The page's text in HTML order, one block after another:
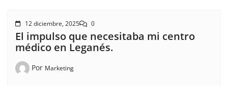
12 diciembre, 2025 0
El impulso que necesitaba mi centro
médico en Leganés.
Por Marketing